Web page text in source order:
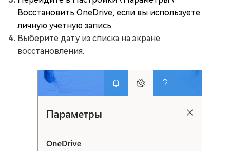
Восстановить OneDrive, если вы используете
личную учетную запись.
Выберите дату из списка на экране
восстановления.